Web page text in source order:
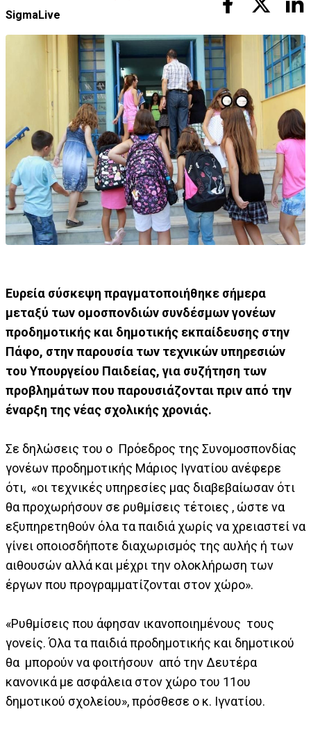
SigmaLive
Ευρεία σύσκεψη πραγματοποιήθηκε σήμερα
μεταξύ των ομοσπονδιών συνδέσμων γονέων
προδημοτικής και δημοτικής εκπαίδευσης στην
Πάφο, στην παρουσία των τεχνικών υπηρεσιών
του Υπουργείου Παιδείας, για συζήτηση των
προβλημάτων που παρουσιάζονται πριν από την
έναρξη της νέας σχολικής χρονιάς.
Σε δηλώσεις του ο Πρόεδρος της Συνομοσπονδίας
γονέων προδημοτικής Μάριος Ιγνατίου ανέφερε
ότι, «οι τεχνικές υπηρεσίες μας διαβεβαίωσαν ότι
θα προχωρήσουν σε ρυθμίσεις τέτοιες , ώστε να
εξυπηρετηθούν όλα τα παιδιά χωρίς να χρειαστεί να
γίνει οποιοσδήποτε διαχωρισμός της αυλής ή των
αιθουσών αλλά και μέχρι την ολοκλήρωση των
έργων που προγραμματίζονται στον χώρο».
«Ρυθμίσεις που άφησαν ικανοποιημένους τους
γονείς. Όλα τα παιδιά προδημοτικής και δημοτικού
θα μπορούν να φοιτήσουν από την Δευτέρα
κανονικά με ασφάλεια στον χώρο του 11ου
δημοτικού σχολείου», πρόσθεσε ο κ. Ιγνατίου.